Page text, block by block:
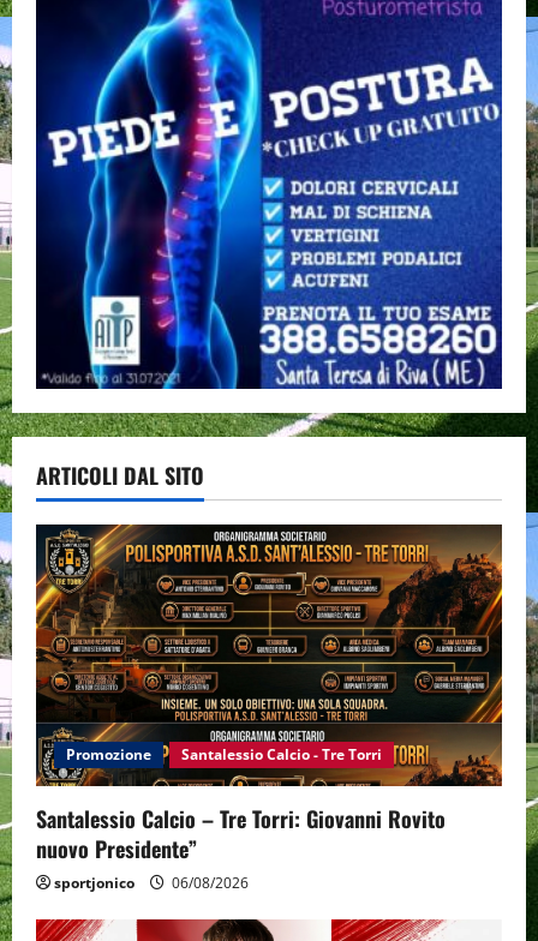
ARTICOLI DAL SITO
Promozione Santalessio Calcio - Tre Torri
Santalessio Calcio – Tre Torri: Giovanni Rovito
nuovo Presidente”
sportjonico 06/08/2026